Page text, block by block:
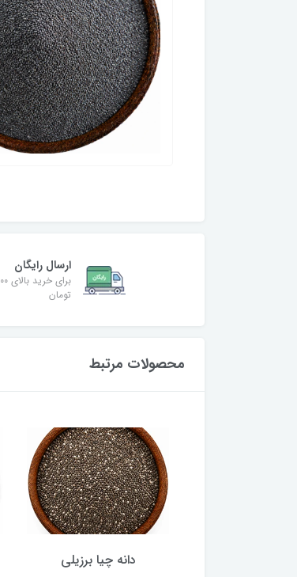
ارسال رایگان
تومان
محصولات مرتبط
دانه چیا برزیلی